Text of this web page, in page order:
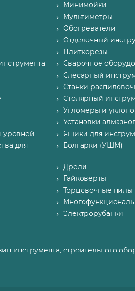
Минимойки
Мультиметры
Обогреватели
Отделочный
Плиткорезы
Сварочное
Слесарный
Станки
Столярный
Угломеры и
Установки
уровней
Ящики для
для
Болгарки (УШМ)
Дрели
Гайковерты
Торцовочные пилы
Электрорубанки
инструмента, строительного